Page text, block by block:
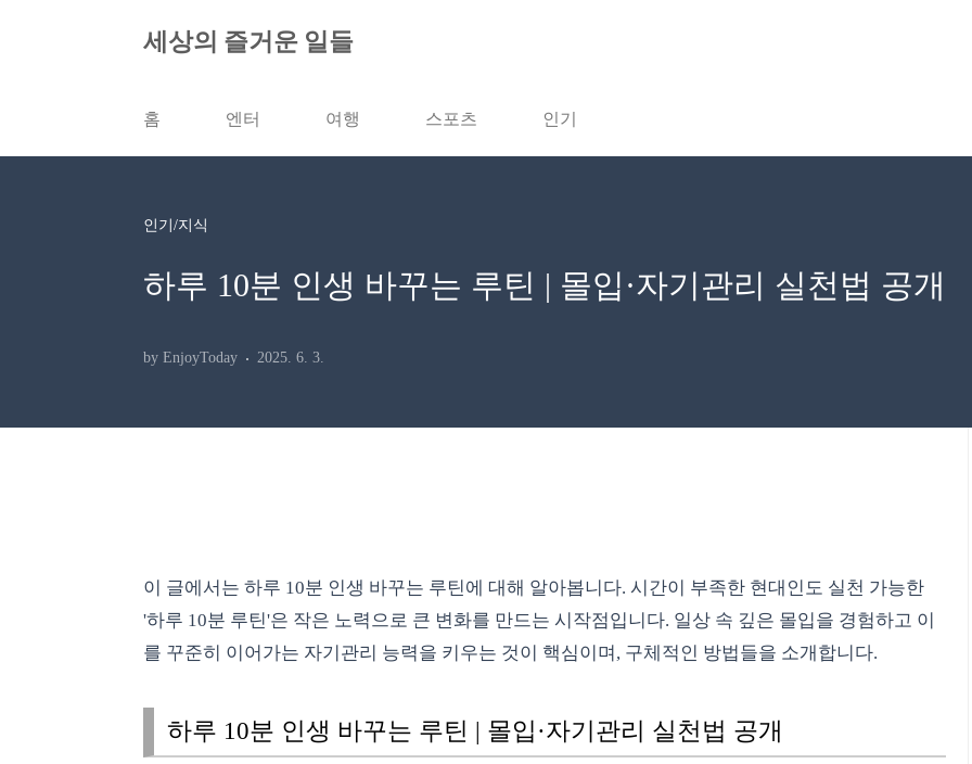
세상의 즐거운 일들
홈 엔터 여행 스포츠 인기
인기/지식
하루 10분 인생 바꾸는 루틴 | 몰입·자기관리 실천법 공개
by EnjoyToday 2025. 6. 3.
이 글에서는 하루 10분 인생 바꾸는 루틴에 대해 알아봅니다. 시간이 부족한 현대인도 실천 가능한
'하루 10분 루틴'은 작은 노력으로 큰 변화를 만드는 시작점입니다. 일상 속 깊은 몰입을 경험하고 이
를 꾸준히 이어가는 자기관리 능력을 키우는 것이 핵심이며, 구체적인 방법들을 소개합니다.
하루 10분 인생 바꾸는 루틴 | 몰입·자기관리 실천법 공개